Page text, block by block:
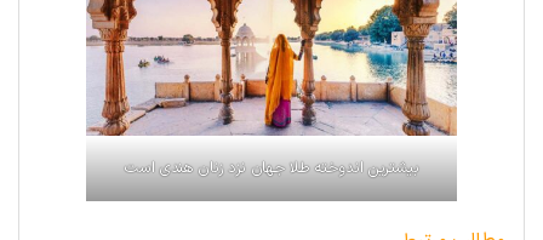
بیشترین اندوخته طلا جهان نزد زنان هندی است